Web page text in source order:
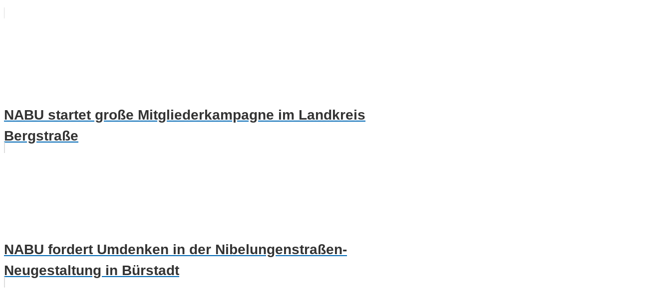
NABU startet große Mitgliederkampagne im Landkreis
Bergstraße
NABU fordert Umdenken in der Nibelungenstraßen-
Neugestaltung in Bürstadt